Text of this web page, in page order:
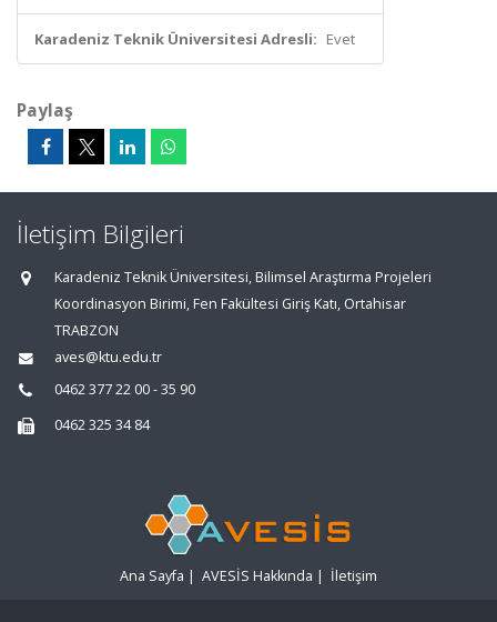
Karadeniz Teknik Üniversitesi Adresli: Evet
Paylaş
İletişim Bilgileri
Karadeniz Teknik Üniversitesi, Bilimsel Araştırma Projeleri
Koordinasyon Birimi, Fen Fakültesi Giriş Katı, Ortahisar
TRABZON
aves@ktu.edu.tr
0462 377 22 00 - 35 90
0462 325 34 84
Ana Sayfa | AVESİS Hakkında | İletişim